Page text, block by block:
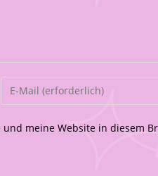
meine Website in diesem